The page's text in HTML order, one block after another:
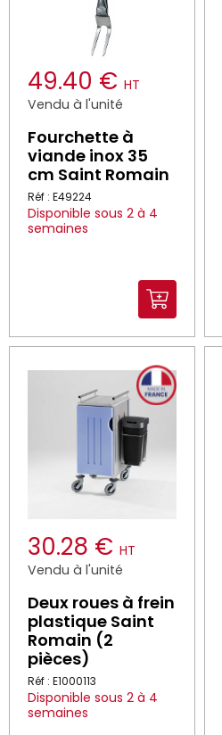
49.40 € HT
Vendu à l'unité
Fourchette à
viande inox 35
cm Saint Romain
Réf : E49224
Disponible sous 2 à 4
semaines
30.28 € HT
Vendu à l'unité
Deux roues à frein
plastique Saint
Romain (2
pièces)
Réf : E1000113
Disponible sous 2 à 4
semaines